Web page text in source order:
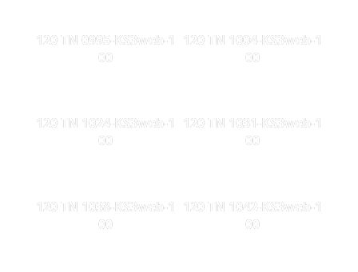
120 TN 0995-KS3web-1
00
120 TN 1004-KS3web-1
00
120 TN 1024-KS3web-1
00
120 TN 1031-KS3web-1
00
120 TN 1038-KS3web-1
00
120 TN 1042-KS3web-1
00